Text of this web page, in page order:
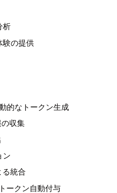
析
験の提供
的なトークン生成
収集
ン
統合
ークン自動付与